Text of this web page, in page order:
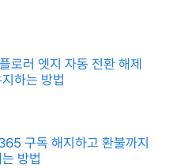
로러 엣지 자동 전환 해제
하는 방법
구독 해지하고 환불까지
방법